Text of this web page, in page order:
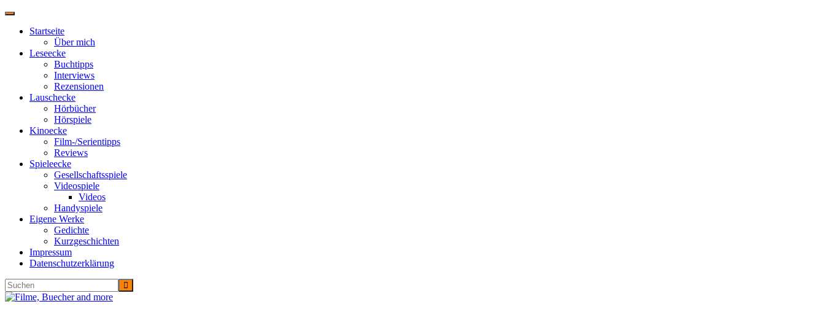
Navigation
umschaltenStartseite
Über mich
Leseecke
Buchtipps
Interviews
Rezensionen
Lauschecke
Hörbücher
Hörspiele
Kinoecke
Film-/Serientipps
Reviews
Spieleecke
Gesellschaftsspiele
Videospiele
Videos
Handyspiele
Eigene Werke
Gedichte
Kurzgeschichten
Impressum
Datenschutzerklärung